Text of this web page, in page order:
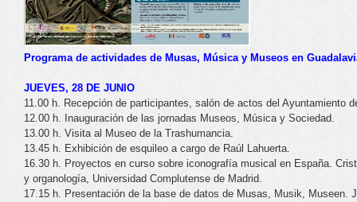
Programa de actividades de Musas, Música y Museos en
JUEVES, 28 DE JUNIO
11.00 h. Recepción de participantes, salón de actos del Ayuntamiento
12.00 h. Inauguración de las jornadas Museos, Música y Sociedad.
13.00 h. Visita al Museo de la Trashumancia.
13.45 h. Exhibición de esquileo a cargo de Raúl Lahuerta.
16.30 h. Proyectos en curso sobre iconografía musical en España.
y organología, Universidad Complutense de Madrid.
17.15 h. Presentación de la base de datos de Musas, Musik, Museen.